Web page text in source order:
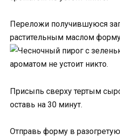
Переложи получившуюся
растительным маслом
Присыпь сверху тертым
оставь на 30 минут.
Отправь форму в